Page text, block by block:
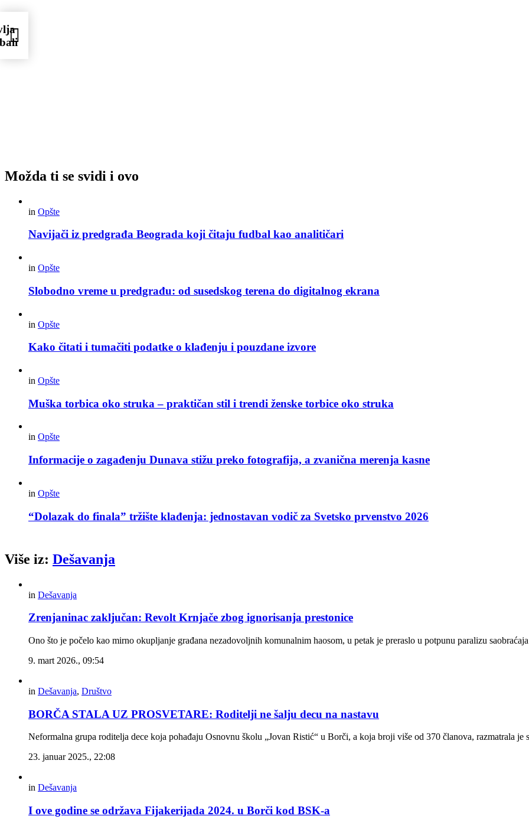
Možda ti se svidi i ovo
in Opšte
Navijači iz predgrađa Beograda koji čitaju fudbal kao analitičari
in Opšte
Slobodno vreme u predgrađu: od susedskog terena do digitalnog ekrana
in Opšte
Kako čitati i tumačiti podatke o klađenju i pouzdane izvore
in Opšte
Muška torbica oko struka – praktičan stil i trendi ženske torbice oko struka
in Opšte
Informacije o zagađenju Dunava stižu preko fotografija, a zvanična merenja kasne
in Opšte
“Dolazak do finala” tržište klađenja: jednostavan vodič za Svetsko prvenstvo 2026
Više iz: Dešavanja
in Dešavanja
Zrenjaninac zaključan: Revolt Krnjače zbog ignorisanja prestonice
Ono što je počelo kao mirno okupljanje građana nezadovoljnih komunalnim haosom, u petak je preraslo u potpunu paralizu
9. mart 2026., 09:54
in Dešavanja, Društvo
BORČA STALA UZ PROSVETARE: Roditelji ne šalju decu na nastavu
Neformalna grupa roditelja dece koja pohađaju Osnovnu školu „Jovan Ristić“ u Borči, a koja broji više od 370 članova, razmatrala
23. januar 2025., 22:08
in Dešavanja
I ove godine se održava Fijakerijada 2024. u Borči kod BSK-a